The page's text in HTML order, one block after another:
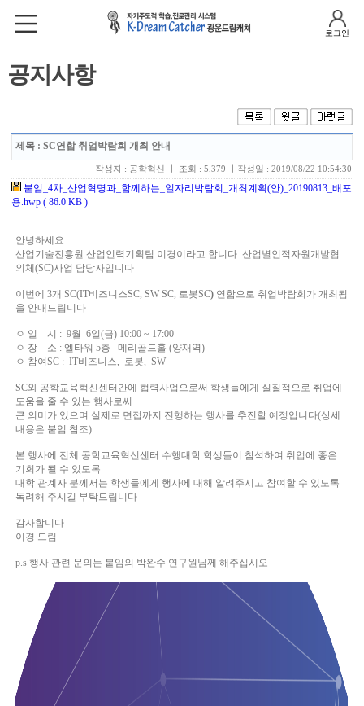
로그인
공지사항
제목: SC연합 취업박람회 개최 안내
작성자 : 공학혁신 ㅣ 조회 : 5,379 ㅣ작성일 : 2019/08/22 10:54:30
붙임_4차_산업혁명과_함께하는_일자리박람회_개최계획(안)_20190813_배포
용.hwp ( 86.0 KB )
안녕하세요
산업기술진흥원 산업인력기획팀 이경이라고 합니다. 산업별인적자원개발협
의체(SC)사업 담당자입니다
이번에 3개 SC(IT비즈니스SC, SW SC, 로봇SC) 연합으로 취업박람회가 개최됨
을 안내드립니다
ㅇ 일 시 : 9월 6일(금) 10:00 ~ 17:00
ㅇ 장 소 : 엘타워 5층 메리골드홀 (양재역)
ㅇ 참여SC : IT비즈니스, 로봇, SW
SC와 공학교육혁신센터간에 협력사업으로써 학생들에게 실질적으로 취업에
도움을 줄 수 있는 행사로써
큰 의미가 있으며 실제로 면접까지 진행하는 행사를 추진할 예정입니다(상세
내용은 붙임 참조)
본 행사에 전체 공학교육혁신센터 수행대학 학생들이 참석하여 취업에 좋은
기회가 될 수 있도록
대학 관계자 분께서는 학생들에게 행사에 대해 알려주시고 참여할 수 있도록
독려해 주시길 부탁드립니다
감사합니다
이경 드림
p.s 행사 관련 문의는 붙임의 박완수 연구원님께 해주십시오